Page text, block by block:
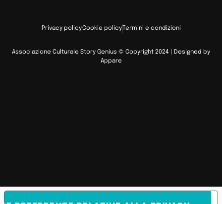
Associazione Culturale Story Genius © Copyright 2024 | Designed by
Appare
Privacy policyCookie policy Termini e condizioni